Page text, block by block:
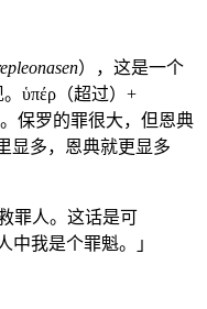
），这是一个
ὑπέρ（超过）+
保罗的罪很大，但恩典
显多，恩典就更显多
罪人。这话是可
中我是个罪魁。」